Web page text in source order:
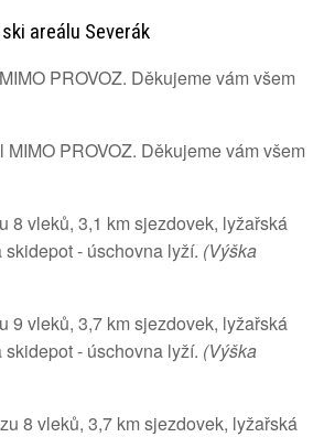
areálu Severák
PROVOZ. Děkujeme vám všem
MIMO PROVOZ. Děkujeme vám všem
8 vleků, 3,1 km sjezdovek, lyžařská
- úschovna lyží. (Výška
9 vleků, 3,7 km sjezdovek, lyžařská
- úschovna lyží. (Výška
8 vleků, 3,7 km sjezdovek, lyžařská